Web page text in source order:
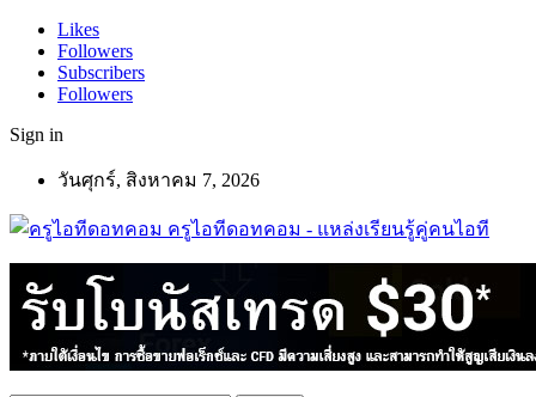
Likes
Followers
Subscribers
Followers
Sign in
วันศุกร์, สิงหาคม 7, 2026
ครูไอทีดอทคอม - แหล่งเรียนรู้คู่คนไอที